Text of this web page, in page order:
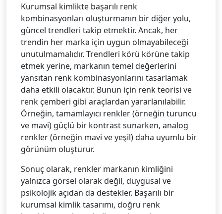
Kurumsal kimlikte başarılı renk
kombinasyonları oluşturmanın bir diğer yolu,
güncel trendleri takip etmektir. Ancak, her
trendin her marka için uygun olmayabileceği
unutulmamalıdır. Trendleri körü körüne takip
etmek yerine, markanın temel değerlerini
yansıtan renk kombinasyonlarını tasarlamak
daha etkili olacaktır. Bunun için renk teorisi ve
renk çemberi gibi araçlardan yararlanılabilir.
Örneğin, tamamlayıcı renkler (örneğin turuncu
ve mavi) güçlü bir kontrast sunarken, analog
renkler (örneğin mavi ve yeşil) daha uyumlu bir
görünüm oluşturur.
Sonuç olarak, renkler markanın kimliğini
yalnızca görsel olarak değil, duygusal ve
psikolojik açıdan da destekler. Başarılı bir
kurumsal kimlik tasarımı, doğru renk